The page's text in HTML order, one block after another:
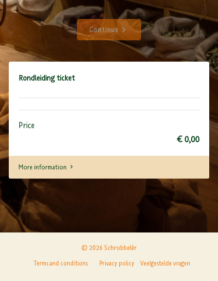
Continue
Rondleiding ticket
Price
€ 0,00
More information
© 2026 Schrobbelèr
Terms and conditions Privacy policy Veelgestelde vragen